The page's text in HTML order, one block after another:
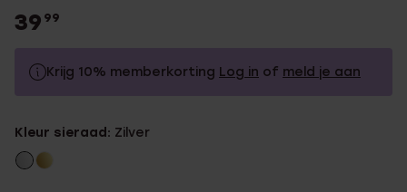
39 99
Krijg 10% memberkorting Log in of meld je aan
Zonder memberkorting
Kleur sieraad: Zilver